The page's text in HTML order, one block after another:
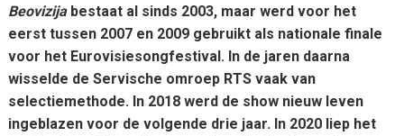
Beovizijabestaat al sinds 2003, maar werd voor het
eerst tussen 2007 en 2009 gebruikt als nationale finale
voor het Eurovisiesongfestival. In de jaren daarna
wisselde de Servische omroep RTS vaak van
selectiemethode. In 2018 werd de show nieuw leven
ingeblazen voor de volgende drie jaar. In 2020 liep het